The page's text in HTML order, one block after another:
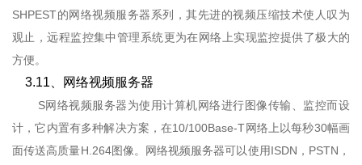
SHPEST的网络视频服务器系列，其先进的视频压缩技术使人叹为
观止，远程监控集中管理系统更为在网络上实现监控提供了极大的
方便。
3.11、网络视频服务器
S网络视频服务器为使用计算机网络进行图像传输、监控而设
计，它内置有多种解决方案，在10/100Base-T网络上以每秒30幅画
面传送高质量H.264图像。网络视频服务器可以使用ISDN，PSTN，